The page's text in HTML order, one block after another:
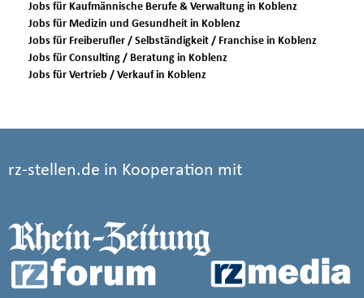
Jobs für Kaufmännische Berufe & Verwaltung in Koblenz
Jobs für Medizin und Gesundheit in Koblenz
Jobs für Freiberufler / Selbständigkeit / Franchise in Koblenz
Jobs für Consulting / Beratung in Koblenz
Jobs für Vertrieb / Verkauf in Koblenz
rz-stellen.de in Kooperation mit